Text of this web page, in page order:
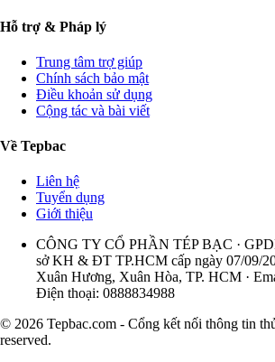
Hỗ trợ & Pháp lý
Trung tâm trợ giúp
Chính sách bảo mật
Điều khoản sử dụng
Cộng tác và bài viết
Về Tepbac
Liên hệ
Tuyển dụng
Giới thiệu
CÔNG TY CỔ PHẦN TÉP BẠC ·
sở KH & ĐT TP.HCM cấp ngày 07/09/
Xuân Hương, Xuân Hòa, TP. HCM ·
Điện thoại: 0888834988
© 2026 Tepbac.com - Cổng kết nối thông tin
reserved.